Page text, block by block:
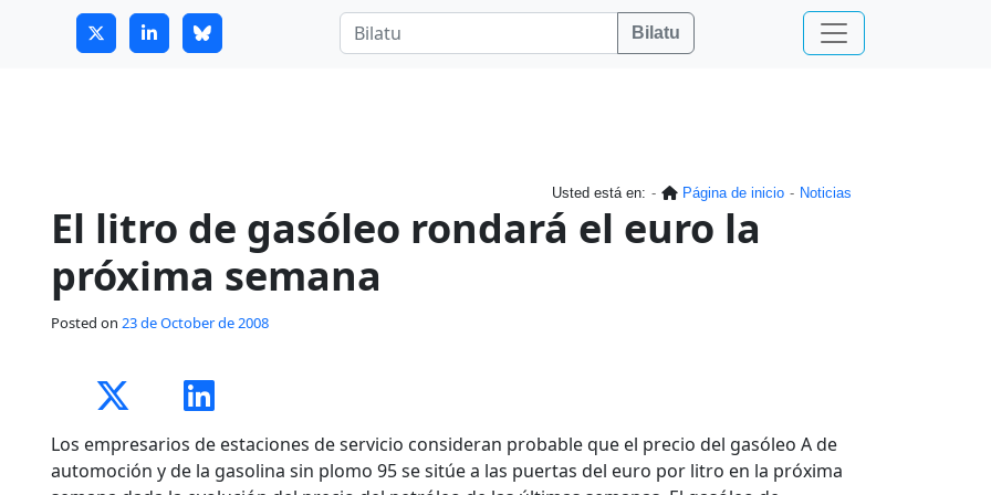
guitrans@guitrans.eus Bilatu
Usted está en: Página de inicio Noticias
El litro de gasóleo rondará el euro la
próxima semana
Posted on 23 de October de 2008
Los empresarios de estaciones de servicio consideran probable que el precio del gasóleo A de
automoción y de la gasolina sin plomo 95 se sitúe a las puertas del euro por litro en la próxima